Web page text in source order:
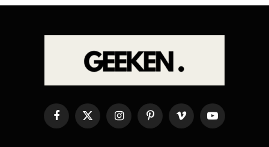
Facebook
X
(Twitter)
InstagramPinterestVimeo YouTube